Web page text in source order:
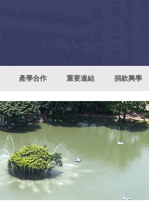
產學合作 重要連結 捐款興學